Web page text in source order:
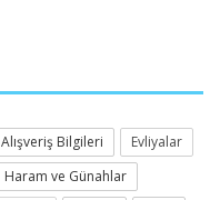
Alışveriş Bilgileri
Evliyalar
Haram ve Günahlar